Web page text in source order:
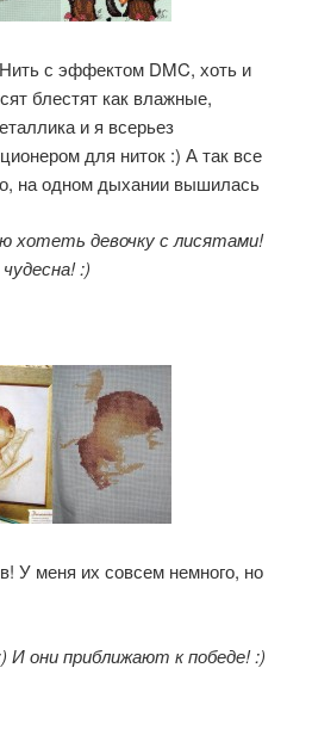
Нить с эффектом DMC, хоть и
блестят как влажные,
и я всерьез
для ниток :) А так все
на одном дыхании вышилась
хотеть девочку с лисятами!
:)
У меня их совсем немного, но
И они приближают к победе! :)